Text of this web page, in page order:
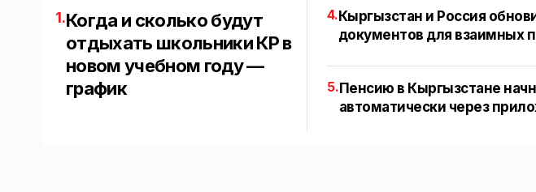
1.Когда и сколько будут
отдыхать школьники КР в
новом учебном году —
график
4.Кыргызстан и Россия
документов для взаимных
5.Пенсию в Кыргызстане
автоматически через